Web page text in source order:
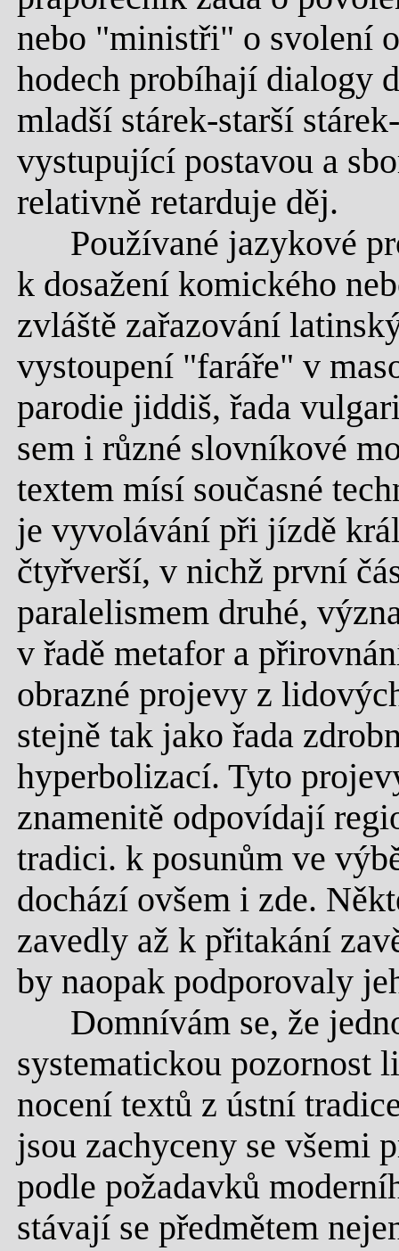
nebo "ministři" o svolení
hodech probíhají dialogy
mladší stárek-starší
vystupující postavou a
relativně retarduje děj.
Používané jazykové
k dosažení komického
zvláště zařazování
vystoupení "faráře" v
parodie jiddiš, řada
sem i různé slovníkové
textem mísí současné
je vyvolávání při jízdě
čtyřverší, v nichž první
paralelismem druhé,
v řadě metafor a
obrazné projevy z
stejně tak jako řada
hyperbolizací. Tyto
znamenitě odpovídají
tradici. k posunům ve
dochází ovšem i zde.
zavedly až k přitakání
by naopak podporovaly
Domnívám se, že
systematickou pozornost
nocení textů z ústní
jsou zachyceny se všemi
podle požadavků
stávají se předmětem